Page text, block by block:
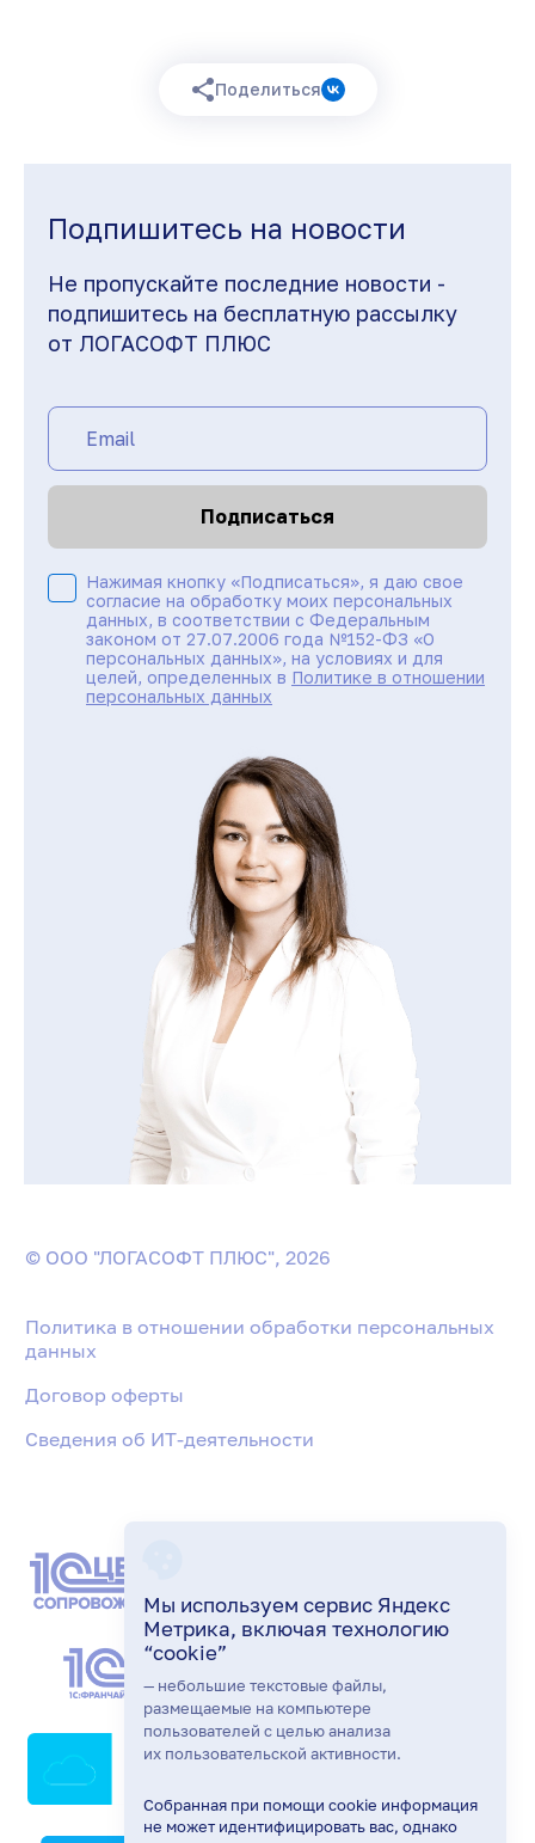
Поделиться
Подпишитесь на новости
Не пропускайте последние новости -
подпишитесь на бесплатную рассылку
от ЛОГАСОФТ ПЛЮС
Подписаться
Нажимая кнопку «Подписаться», я даю свое
согласие на обработку моих персональных
данных, в соответствии с Федеральным
законом от 27.07.2006 года №152-ФЗ «О
персональных данных», на условиях и для
целей, определенных в Политике в отношении
персональных данных
Мы используем сервис Яндекс
Метрика, включая технологию
“cookie”
— небольшие текстовые файлы,
размещаемые на компьютере
пользователей с целью анализа
их пользовательской активности.
Собранная при помощи cookie информация
не может идентифицировать вас, однако
© ООО "ЛОГАСОФТ ПЛЮС", 2026
Политика в отношении обработки персональных
данных
Договор оферты
Сведения об ИТ-деятельности